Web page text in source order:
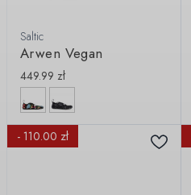
Saltic
Arwen Vegan
449.99 zł
- 110.00 zł